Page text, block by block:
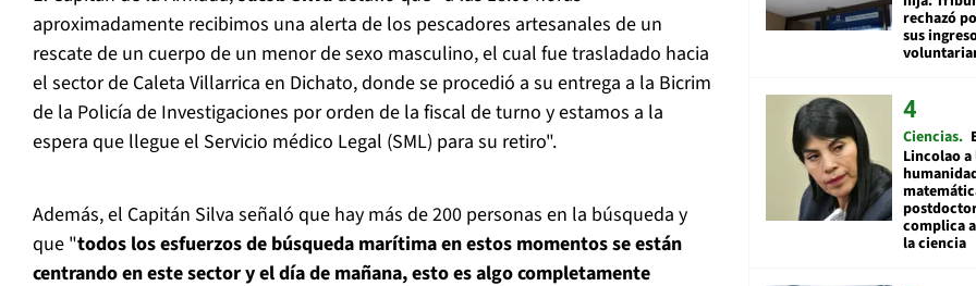
aproximadamente recibimos una alerta de los pescadores artesanales de un
rescate de un cuerpo de un menor de sexo masculino, el cual fue trasladado hacia
el sector de Caleta Villarrica en Dichato, donde se procedió a su entrega a la Bicrim
de la Policía de Investigaciones por orden de la fiscal de turno y estamos a la
espera que llegue el Servicio médico Legal (SML) para su retiro".
Además, el Capitán Silva señaló que hay más de 200 personas en la búsqueda y
que "todos los esfuerzos de búsqueda marítima en estos momentos se están
centrando en este sector y el día de mañana, esto es algo completamente
rechazó
sus
Ciencias
Lincolao a
complica
la ciencia